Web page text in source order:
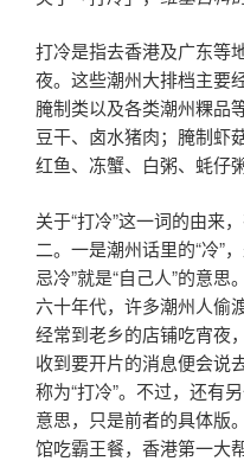
打冷是指去香港及广东等
夜。这些潮州大排档主要
腌制类以及各类潮州粿品
豆干、卤水猪肉；腌制虾
红鱼、冻蟹、白粥、蚝仔
关于“打冷”这一词的由来
二。一是潮州话里的“冷”
忌冷”就是“自己人”的意思
六十年代，许多潮州人偷
经常到老乡的店铺吃宵夜
收到要开片的消息便会说
称为“打冷”。不过，还有
意思，只是前者的具体版
馆吃霸王餐，香港第一大